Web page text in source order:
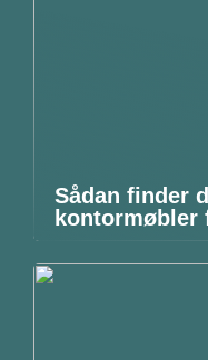
Sådan finder
kontormøbler